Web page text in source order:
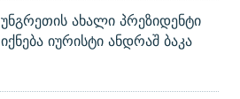
უნგრეთის ახალი პრეზიდენტი
იქნება იურისტი ანდრაშ ბაკა